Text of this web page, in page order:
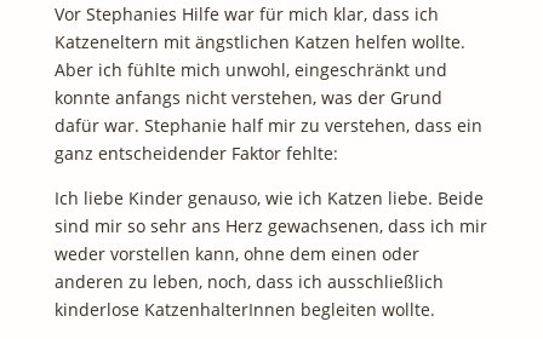
Vor Stephanies Hilfe war für mich klar, dass ich
Katzeneltern mit ängstlichen Katzen helfen wollte.
Aber ich fühlte mich unwohl, eingeschränkt und
konnte anfangs nicht verstehen, was der Grund
dafür war. Stephanie half mir zu verstehen, dass ein
ganz entscheidender Faktor fehlte:
Ich liebe Kinder genauso, wie ich Katzen liebe. Beide
sind mir so sehr ans Herz gewachsenen, dass ich mir
weder vorstellen kann, ohne dem einen oder
anderen zu leben, noch, dass ich ausschließlich
kinderlose KatzenhalterInnen begleiten wollte.